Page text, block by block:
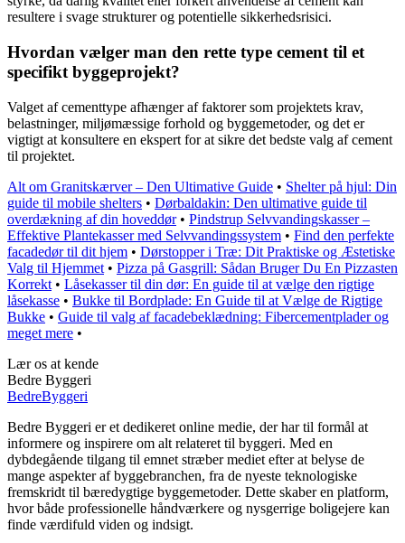
resultere i svage strukturer og potentielle sikkerhedsrisici.
Hvordan vælger man den rette type cement til et
specifikt byggeprojekt?
Valget af cementtype afhænger af faktorer som projektets krav,
belastninger, miljømæssige forhold og byggemetoder, og det er
vigtigt at konsultere en ekspert for at sikre det bedste valg af cement
til projektet.
Alt om Granitskærver – Den Ultimative Guide • Shelter på hjul: Din
guide til mobile shelters • Dørbaldakin: Den ultimative guide til
overdækning af din hoveddør• Pindstrup Selvvandingskasser –
Effektive Plantekasser med Selvvandingssystem • Find den perfekte
facadedør til dit hjem • Dørstopper i Træ: Dit Praktiske og Æstetiske
Valg til Hjemmet • Pizza på Gasgrill: Sådan Bruger Du En Pizzasten
Korrekt • Låsekasser til din dør: En guide til at vælge den rigtige
låsekasse • Bukke til Bordplade: En Guide til at Vælge de Rigtige
Bukke • Guide til valg af facadebeklædning: Fibercementplader og
meget mere •
Lær os at kende
Bedre Byggeri
BedreByggeri
Bedre Byggeri er et dedikeret online medie, der har til formål at
informere og inspirere om alt relateret til byggeri. Med en
dybdegående tilgang til emnet stræber mediet efter at belyse de
mange aspekter af byggebranchen, fra de nyeste teknologiske
fremskridt til bæredygtige byggemetoder. Dette skaber en platform,
hvor både professionelle håndværkere og nysgerrige boligejere kan
finde værdifuld viden og indsigt.